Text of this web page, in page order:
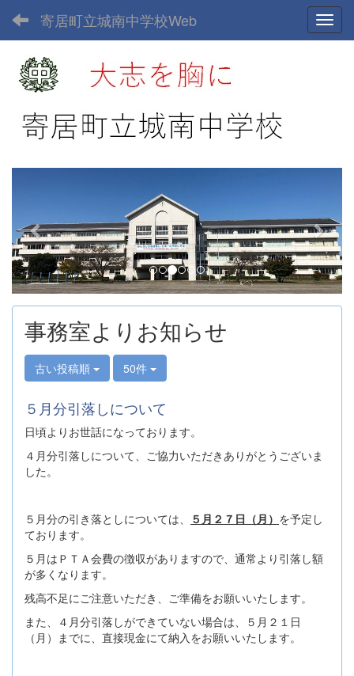
寄居町立城南中学校Web
e
v
i
o
u
s
x
t
事務室よりお知らせ
古い投稿順 50件
５月分引落しについて
日頃よりお世話になっております。
４月分引落しについて、ご協力いただきありがとうございま
した。
５月分の引き落としについては、 ５月２７日（月） を予定し
ております。
５月はＰＴＡ会費の徴収がありますので、通常より引落し額
が多くなります。
残高不足にご注意いただき、ご準備をお願いいたします。
また、４月分引落しができていない場合は、５月２１日
（月）までに、直接現金にて納入をお願いいたします。